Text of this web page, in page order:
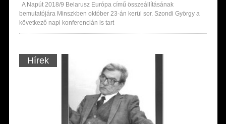
A Napút 2018/9 Belarusz Európa című összeállításának
bemutatójára Minszkben október 23-án kerül sor. Szondi György a
következő napi konferencián is tart
Hírek